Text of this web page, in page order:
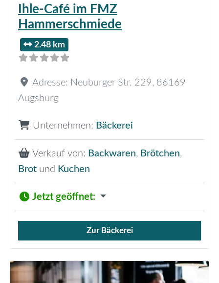
Ihle-Café im FMZ
Hammerschmiede
2.48 km
Adresse: Neuburger Str. 229, 86169
Augsburg
Unternehmen: Bäckerei
Verkauf von: Backwaren, Brötchen,
Brot und Kuchen
Jetzt geöffnet:
Verkauf von Brötchen,
Zur Bäckerei